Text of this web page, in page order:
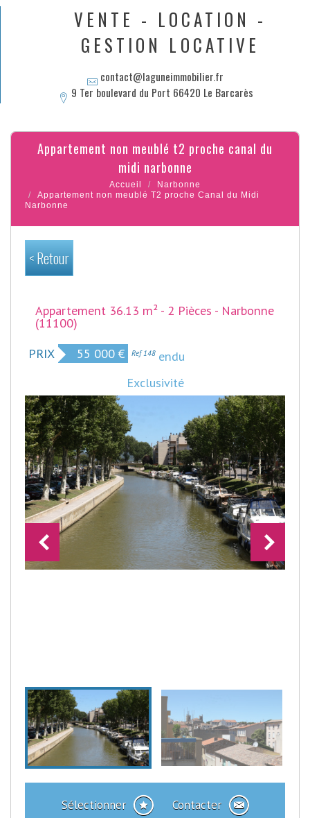
VENTE - LOCATION -
GESTION LOCATIVE
contact@laguneimmobilier.fr
9 Ter boulevard du Port 66420 Le Barcarès
appartement non meublé t2 proche canal du
midi narbonne
Accueil
Narbonne
Appartement non meublé T2 proche Canal du Midi
Narbonne
< Retour
Appartement 36.13 m² - 2 Pièces - Narbonne
(11100)
PRIX
55 000 € Ref 148
Bien vendu
Exclusivité
Sélectionner Contacter